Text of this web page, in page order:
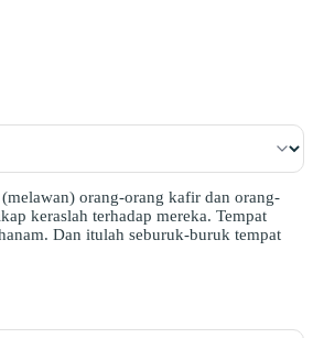
orang-orang kafir dan orang-
keraslah terhadap mereka. Tempat
Dan itulah seburuk-buruk tempat